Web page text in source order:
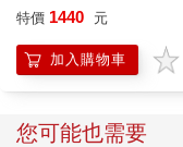
牌「起源」補充包（一
特價 1440 元
加入購物車
您可能也需要